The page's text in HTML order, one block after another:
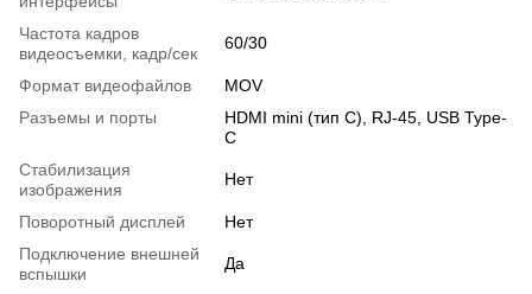
Частота кадров
видеосъемки, кадр/сек
60/30
Формат видеофайлов
MOV
Разъемы и порты
HDMI mini (тип С), RJ-45, USB Type-
C
Стабилизация
изображения
Нет
Поворотный дисплей
Нет
Подключение внешней
вспышки
Да